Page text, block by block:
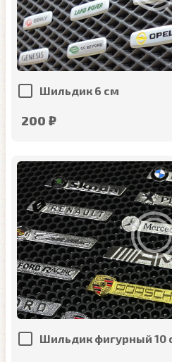
Шильдик 6 см
200 ₽
Шильдик фигурный 10